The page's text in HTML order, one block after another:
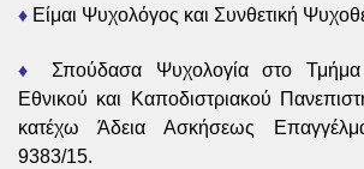
♦ Είμαι Ψυχολόγος και Συνθετική
♦
Σπούδασα Ψυχολογία στο
Εθνικού και Καποδιστριακού
κατέχω Άδεια Ασκήσεως
9383/15.